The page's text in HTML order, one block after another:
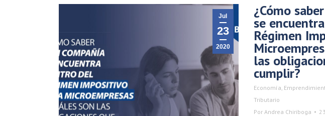
Jul
23
2020
¿Cómo
se
Régimen
las
cumplir?
Economía,
Tributario
Por Andrea Chiriboga